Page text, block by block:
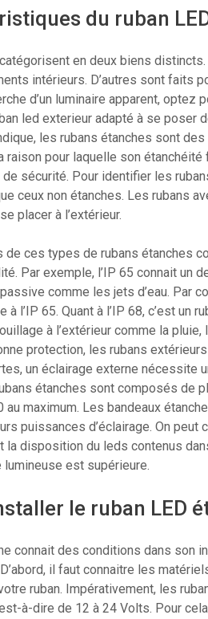
du ruban
en deux biens
intérieurs. D’autres sont faits
d’un luminaire apparent, optez
led exterieur adapté à se poser
les rubans étanches sont
raison pour laquelle son
de sécurité. Pour identifier les
ceux non étanches. Les rubans
placer à l’extérieur.
de ces types de rubans étanches
Par exemple, l’IP 65 connait un
comme les jets d’eau. Par
à l’IP 65. Quant à l’IP 68, c’est un
à l’extérieur comme la pluie,
protection, les rubans
un éclairage externe nécessite
étanches sont composés de
au maximum. Les bandeaux
puissances d’éclairage. On peut
disposition du leds contenus
lumineuse est supérieure.
le ruban LED
connait des conditions dans son
il faut connaitre les
ruban. Impérativement, les
à-dire de 12 à 24 Volts. Pour